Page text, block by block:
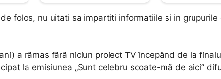
folos, nu uitati sa impartiti informatiile si in grupurile
a rămas fără niciun proiect TV începând de la
la emisiunea „Sunt celebru scoate-mă de aici”